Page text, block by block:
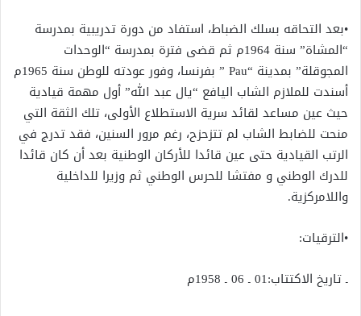
•بعد التحاقه بسلك الضباط، استفاد من دورة تدريبية بمدرسة
“المشاة” سنة 1964م ثم قضى فترة بمدرسة “الوحدات
المجوقلة” بمدينة “Pau ” بفرنسا، وفور عودته للوطن سنة 1965م
أسندت للملازم الشاب اليافع “يال عبد الله” أول مهمة قيادية
حيث عين مساعد لقائد سرية الاستطلاع الأولى، تلك الثقة التي
منحت للضابط الشاب لم تتزحزح، رغم مرور السنين، فقد تدرج في
الرتب القيادية حتى عين قائدا للأركان الوطنية بعد أن كان قائدا
للدرك الوطني و مفتشا للحرس الوطني ثم وزيرا للداخلية
واللامركزية.
•الترقيات:
ـ تاريخ الاكتتاب:01 ـ 06 ـ 1958م